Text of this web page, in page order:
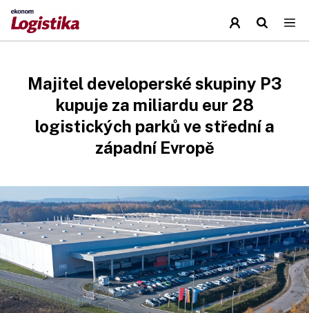
Majitel developerské skupiny P3
kupuje za miliardu eur 28
logistických parků ve střední a
západní Evropě